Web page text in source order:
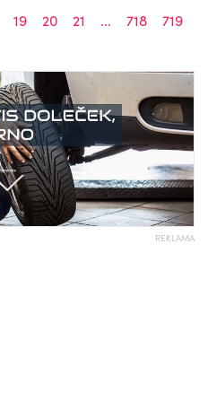
19 20 21 ... 718 719
REKLAMA